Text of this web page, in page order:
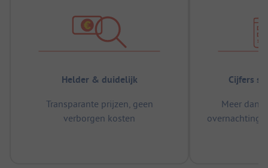
Helder & duidelijk
Transparante prijzen, geen
verborgen kosten
Cijfers
Meer dan